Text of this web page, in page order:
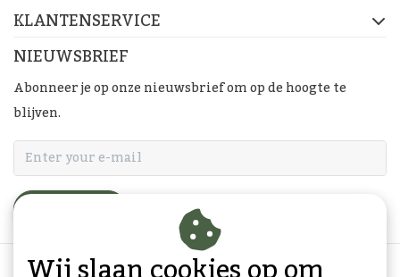
KLANTENSERVICE
NIEUWSBRIEF
Abonneer je op onze nieuwsbrief om op de hoogte te
blijven.